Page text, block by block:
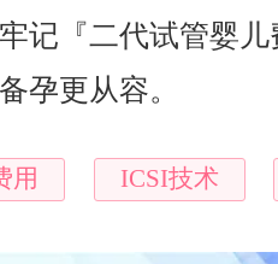
记『二代试管婴
孕更从容。
用 ICSI技术